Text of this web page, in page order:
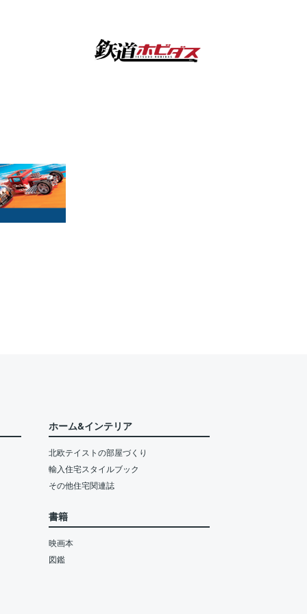
ホーム&インテリア
北欧テイストの部屋づくり
輸入住宅スタイルブック
その他住宅関連誌
書籍
映画本
図鑑